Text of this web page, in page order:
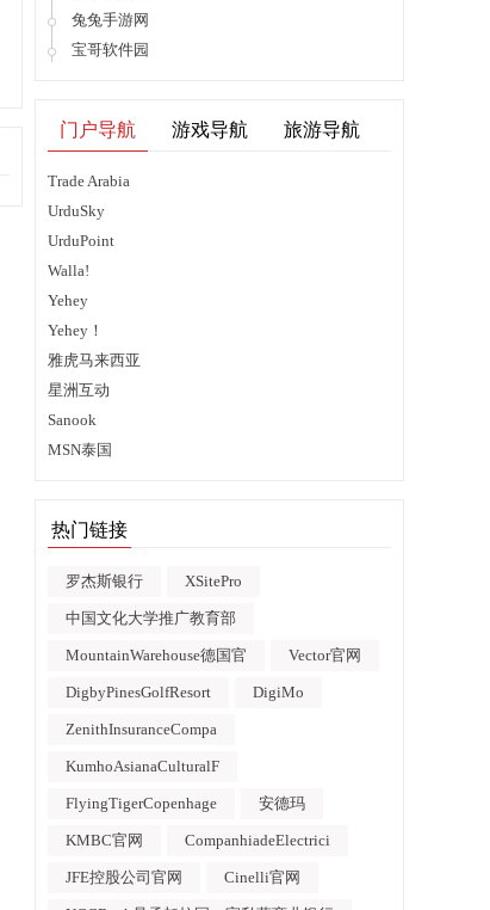
兔兔手游网
宝哥软件园
门户导航 游戏导航 旅游导航
Trade Arabia
UrduSky
UrduPoint
Walla!
Yehey
Yehey！
雅虎马来西亚
星洲互动
Sanook
MSN泰国
热门链接
罗杰斯银行 XSitePro
中国文化大学推广教育部
MountainWarehouse德国官 Vector官网
DigbyPinesGolfResort DigiMo
ZenithInsuranceCompa
KumhoAsianaCulturalF
FlyingTigerCopenhage 安德玛
KMBC官网 CompanhiadeElectrici
JFE控股公司官网 Cinelli官网